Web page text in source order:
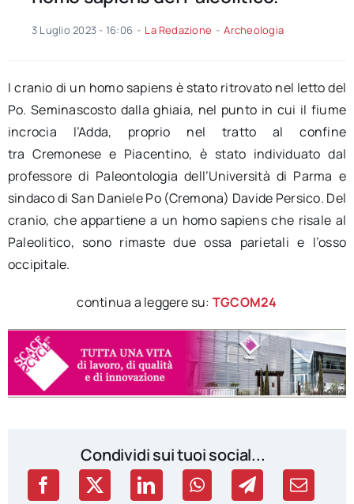
3 Luglio 2023 - 16:06 - La Redazione - Archeologia
l cranio di un homo sapiens è stato ritrovato nel letto del
Po. Seminascosto dalla ghiaia, nel punto in cui il fiume
incrocia l’Adda, proprio nel tratto al confine
tra Cremonese e Piacentino, è stato individuato dal
professore di Paleontologia dell’Università di Parma e
sindaco di San Daniele Po (Cremona) Davide Persico. Del
cranio, che appartiene a un homo sapiens che risale al
Paleolitico, sono rimaste due ossa parietali e l’osso
occipitale.
continua a leggere su: TGCOM24
Condividi sui tuoi social...